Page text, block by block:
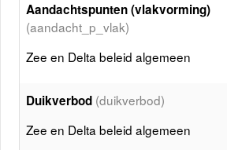
Aandachtspunten (vlakvorming)
(aandacht_p_vlak)
Zee en Delta beleid algemeen
Duikverbod (duikverbod)
Zee en Delta beleid algemeen